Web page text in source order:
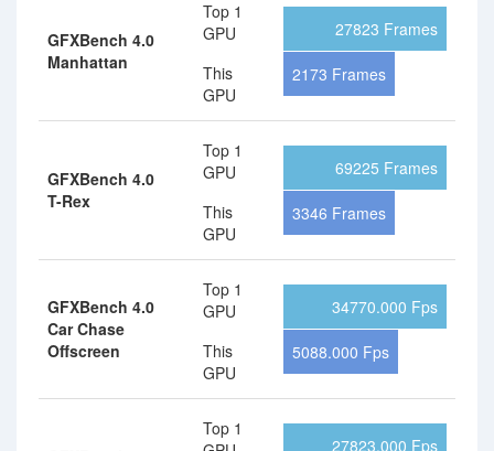
GFXBench 4.0
Manhattan
Top 1
GPU
This
GPU
27823 Frames
2173 Frames
GFXBench 4.0
T-Rex
Top 1
GPU
This
GPU
69225 Frames
3346 Frames
GFXBench 4.0
Car Chase
Offscreen
Top 1
GPU
This
GPU
34770.000 Fps
5088.000 Fps
Top 1
27823.000 Fps